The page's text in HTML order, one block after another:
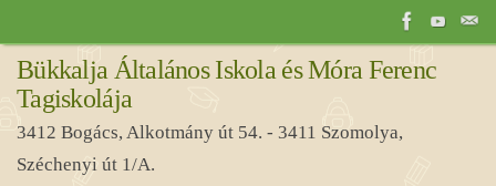
a
tartalomra
Bükkalja Általános Iskola és Móra Ferenc
Tagiskolája
3412 Bogács, Alkotmány út 54. - 3411 Szomolya,
Széchenyi út 1/A.